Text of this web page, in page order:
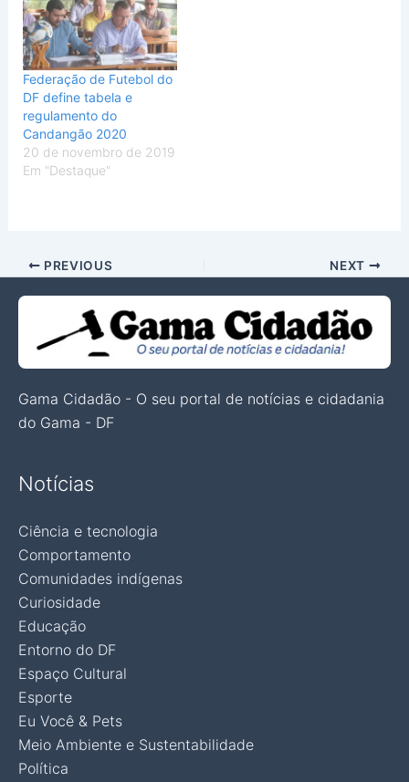
Federação de Futebol do
DF define tabela e
regulamento do
Candangão 2020
20 de novembro de 2019
Em "Destaque"
PREVIOUS NEXT
Gama Cidadão - O seu portal de notícias e cidadania
do Gama - DF
Notícias
Ciência e tecnologia
Comportamento
Comunidades indígenas
Curiosidade
Educação
Entorno do DF
Espaço Cultural
Esporte
Eu Você & Pets
Meio Ambiente e Sustentabilidade
Política